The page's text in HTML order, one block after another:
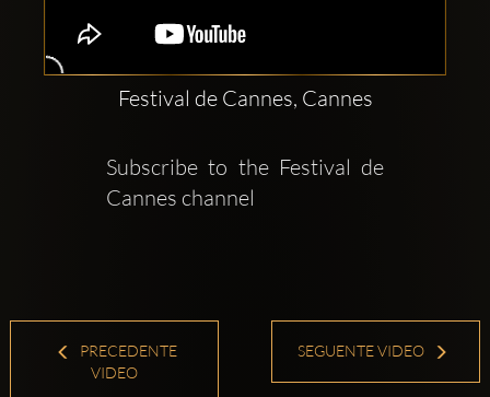
Festival de Cannes, Cannes
Subscribe to the Festival de
Cannes channel
PRECEDENTE
VIDEO
SEGUENTE VIDEO